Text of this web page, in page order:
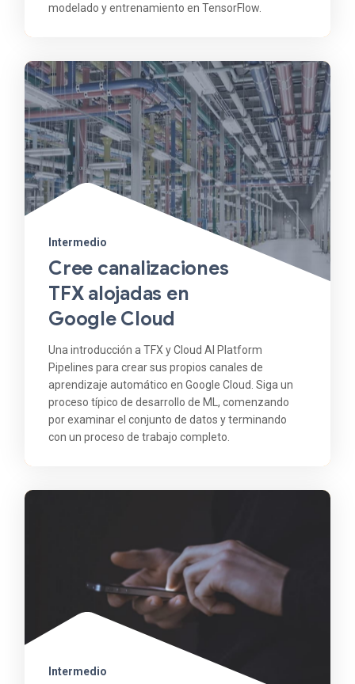
modelado y entrenamiento en TensorFlow.
Intermedio
Cree canalizaciones
TFX alojadas en
Google Cloud
Una introducción a TFX y Cloud AI Platform
Pipelines para crear sus propios canales de
aprendizaje automático en Google Cloud. Siga un
proceso típico de desarrollo de ML, comenzando
por examinar el conjunto de datos y terminando
con un proceso de trabajo completo.
Intermedio